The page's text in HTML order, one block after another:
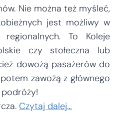
Nie można też myśleć,
jest możliwy w
To Koleje
czy stołeczna lub
dowożą pasażerów do
zawożą z głównego
Czytaj dalej…